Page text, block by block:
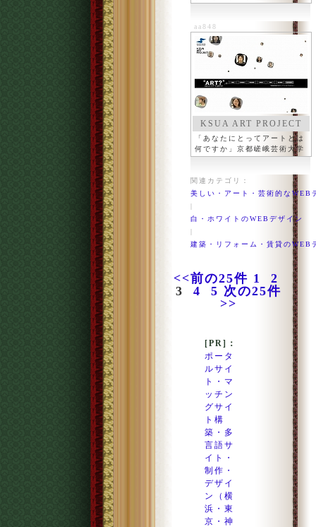
aa848
KSUA ART PROJECT
「あなたにとってアートとは
何ですか」京都嵯峨芸術大学
関連カテゴリ：
美しい・アート・芸術的なWEB
|
白・ホワイトのWEBデザイン
|
建築・リフォーム・賃貸のWEB
<<前の25件 1
2
3
4 5 次の25件
>>
[PR]：
ポータ
ルサイ
ト・マ
ッチン
グサイ
ト構
築・多
言語サ
イト・
制作・
デザイ
ン（横
浜・東
京・神